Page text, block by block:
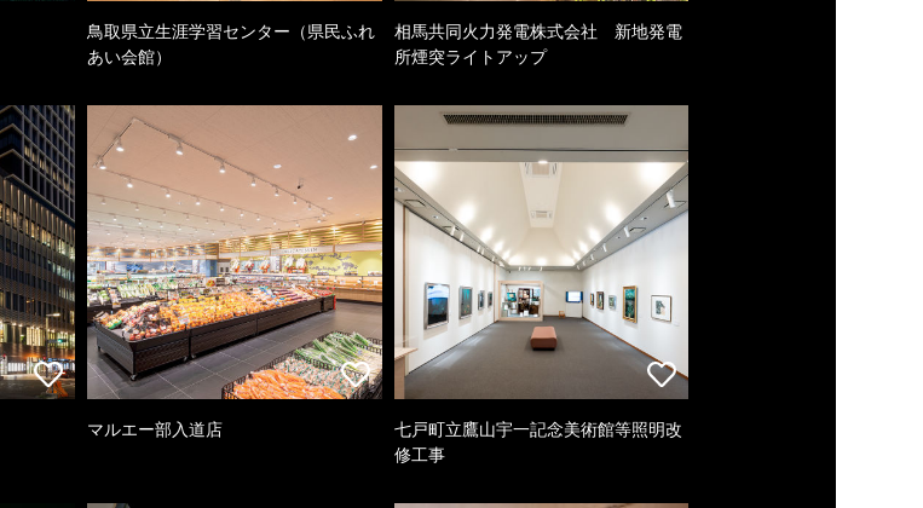
鳥取県立生涯学習センター（県民ふれ
あい会館）
相馬共同火力発電株式会社 新地発電
所煙突ライトアップ
マルエー部入道店
七戸町立鷹山宇一記念美術館等照明改
修工事